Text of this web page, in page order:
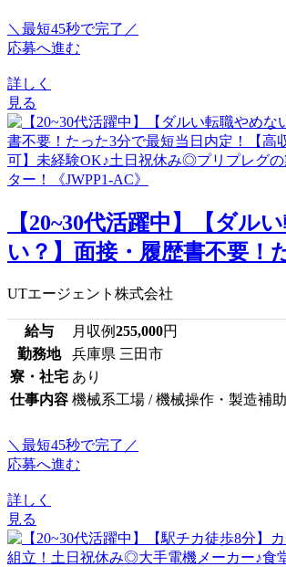
＼最短45秒で完了／
応募へ進む
詳しく
見る
【20~30代活躍中】【ダル
い？】面接・履歴書不要！
UTエージェント株式会社
給与 月収例255,000円
勤務地
兵庫県 三田市
寮・社宅 あり
仕事内容 機械系工場 / 機械操作・製造補
＼最短45秒で完了／
応募へ進む
詳しく
見る